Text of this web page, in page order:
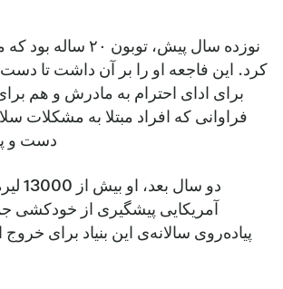
نوزده سال پیش،
کرد. این فاجعه او را بر آن داشت تا
برای ادای احترام به مادرش و هم
فراوانی که افراد مبتلا به مشکلات
دست و
دو
آمریکایی پیشگیری از خودکشی
پیاده‌روی سالانه‌ی این بنیاد برای